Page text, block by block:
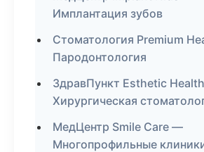
Имплантация зубов
Стоматология Premium
Пародонтология
ЗдравПункт Esthetic
Хирургическая
МедЦентр Smile Care —
Многопрофильные